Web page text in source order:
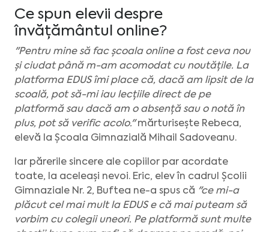
Ce spun elevii despre
învățământul online?
"Pentru mine să fac școala online a fost ceva nou
și ciudat până m-am acomodat cu noutățile. La
platforma EDUS îmi place că, dacă am lipsit de la
scoală, pot să-mi iau lecțiile direct de pe
platformă sau dacă am o absență sau o notă în
plus, pot să verific acolo."mărturisește Rebeca,
elevă la Școala Gimnazială Mihail Sadoveanu.
Iar părerile sincere ale copiilor par acordate
toate, la aceleași nevoi. Eric, elev în cadrul Școlii
Gimnaziale Nr. 2, Buftea ne-a spus că "ce mi-a
plăcut cel mai mult la EDUS e că mai puteam să
vorbim cu colegii uneori. Pe platformă sunt multe